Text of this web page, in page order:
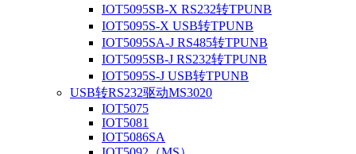
IOT5095SB-X RS232转TPUNB
IOT5095S-X USB转TPUNB
IOT5095SA-J RS485转TPUNB
IOT5095SB-J RS232转TPUNB
IOT5095S-J USB转TPUNB
USB转RS232驱动MS3020
IOT5075
IOT5081
IOT5086SA